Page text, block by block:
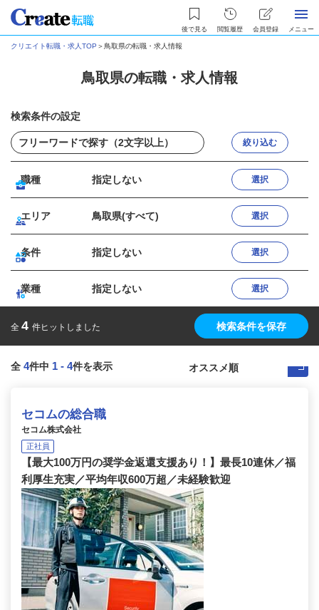
後で見る 閲覧履歴 会員登録 メニュー
クリエイト転職・求人TOP ＞ 鳥取県の転職・求人情報
鳥取県の転職・求人情報
検索条件の設定
絞り込む
職種 指定しない 選択
エリア 鳥取県(すべて) 選択
条件 指定しない 選択
業種 指定しない 選択
全 4 件ヒットしました 検索条件を保存
全 4件中 1 - 4件を表示
セコムの総合職
セコム株式会社
正社員
【最大100万円の奨学金返還支援あり！】最長10連休／福
利厚生充実／平均年収600万超／未経験歓迎